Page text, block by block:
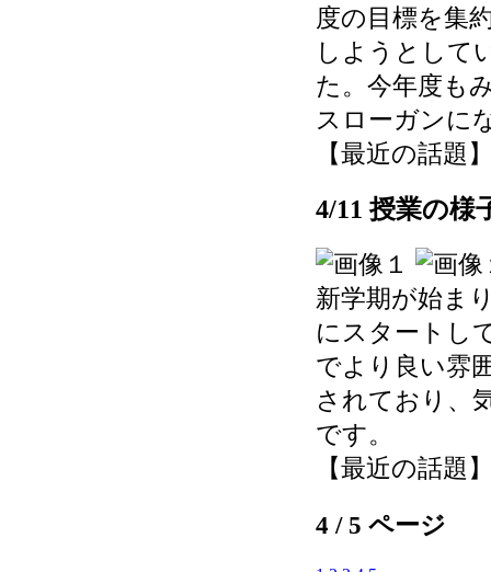
度の目標を集
しようとして
た。今年度も
スローガンに
【最近の話題
4/11 授業の様
新学期が始ま
にスタートし
でより良い雰
されており、
です。
【最近の話題
4 / 5 ページ